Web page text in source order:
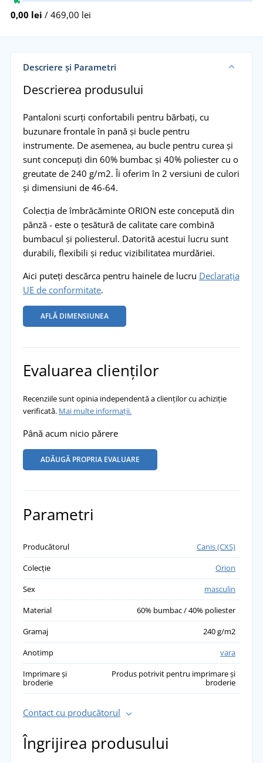
0,00 lei / 469,00 lei
Descriere și Parametri
Descrierea produsului
Pantaloni scurți confortabili pentru bărbați, cu
buzunare frontale în pană și bucle pentru
instrumente. De asemenea, au bucle pentru curea și
sunt concepuţi din 60% bumbac și 40% poliester cu o
greutate de 240 g/m2. Îi oferim în 2 versiuni de culori
și dimensiuni de 46-64.
Colecția de îmbrăcăminte ORION este concepută din
pânză - este o țesătură de calitate care combină
bumbacul și poliesterul. Datorită acestui lucru sunt
durabili, flexibili și reduc vizibilitatea murdăriei.
Aici puteți descărca pentru hainele de lucru Declarația
UE de conformitate.
AFLĂ DIMENSIUNEA
Evaluarea clienților
Recenziile sunt opinia independentă a clienților cu achiziție
verificată. Mai multe informații.
Până acum nicio părere
ADĂUGĂ PROPRIA EVALUARE
Parametri
Producătorul
Canis (CXS)
Colecție
Orion
Sex
masculin
Material
60% bumbac / 40% poliester
Gramaj
240 g/m2
Anotimp
vara
Imprimare și
broderie
Produs potrivit pentru imprimare și
broderie
Contact cu producătorul
Îngrijirea produsului